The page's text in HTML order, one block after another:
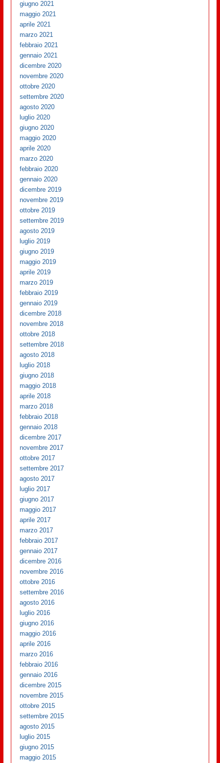
giugno 2021
maggio 2021
aprile 2021
marzo 2021
febbraio 2021
gennaio 2021
dicembre 2020
novembre 2020
ottobre 2020
settembre 2020
agosto 2020
luglio 2020
giugno 2020
maggio 2020
aprile 2020
marzo 2020
febbraio 2020
gennaio 2020
dicembre 2019
novembre 2019
ottobre 2019
settembre 2019
agosto 2019
luglio 2019
giugno 2019
maggio 2019
aprile 2019
marzo 2019
febbraio 2019
gennaio 2019
dicembre 2018
novembre 2018
ottobre 2018
settembre 2018
agosto 2018
luglio 2018
giugno 2018
maggio 2018
aprile 2018
marzo 2018
febbraio 2018
gennaio 2018
dicembre 2017
novembre 2017
ottobre 2017
settembre 2017
agosto 2017
luglio 2017
giugno 2017
maggio 2017
aprile 2017
marzo 2017
febbraio 2017
gennaio 2017
dicembre 2016
novembre 2016
ottobre 2016
settembre 2016
agosto 2016
luglio 2016
giugno 2016
maggio 2016
aprile 2016
marzo 2016
febbraio 2016
gennaio 2016
dicembre 2015
novembre 2015
ottobre 2015
settembre 2015
agosto 2015
luglio 2015
giugno 2015
maggio 2015